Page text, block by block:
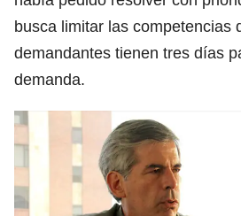
busca limitar las competencias
demandantes tienen tres días
demanda.